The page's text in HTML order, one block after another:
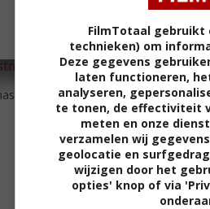
in Tennessee
FilmTotaal gebruikt
technieken) om
Deze gegevens
laten functioneren,
analyseren,
te tonen, de effectiviteit
meten en onze
verzamelen wij
geolocatie en
wijzigen door het
opties' knop of via